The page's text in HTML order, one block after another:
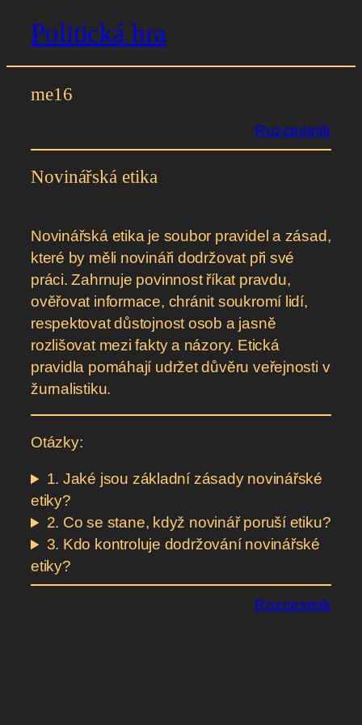
Přeskočit
obsah
Politická hra
me16
Rozcestník
Novinářská etika
Novinářská etika je soubor pravidel a zásad,
které by měli novináři dodržovat při své
práci. Zahrnuje povinnost říkat pravdu,
ověřovat informace, chránit soukromí lidí,
respektovat důstojnost osob a jasně
rozlišovat mezi fakty a názory. Etická
pravidla pomáhají udržet důvěru veřejnosti v
žurnalistiku.
Otázky:
1. Jaké jsou základní zásady novinářské
etiky?
2. Co se stane, když novinář poruší etiku?
3. Kdo kontroluje dodržování novinářské
etiky?
Rozcestník